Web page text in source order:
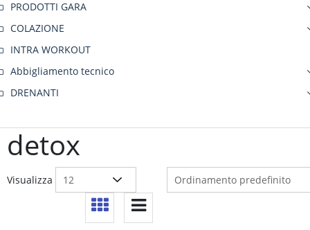
detox
Visualizza
PRODOTTI GARA
COLAZIONE
INTRA WORKOUT
Abbigliamento tecnico
DRENANTI